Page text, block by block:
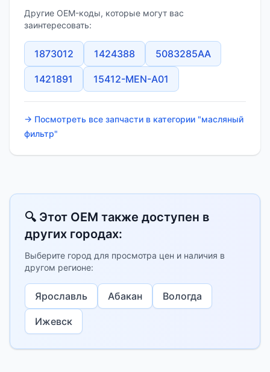
Другие OEM-коды, которые могут вас
заинтересовать:
1873012 1424388 5083285AA
1421891 15412-MEN-A01
→ Посмотреть все запчасти в категории "масляный
фильтр"
🔍 Этот OEM также доступен в
других городах:
Выберите город для просмотра цен и наличия в
другом регионе:
Ярославль Абакан Вологда
Ижевск